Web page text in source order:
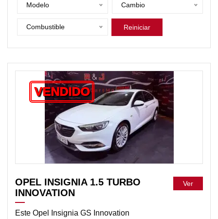
Modelo Cambio
Combustible Reiniciar
VENDIDO
OPEL INSIGNIA 1.5 TURBO
INNOVATION
Este Opel Insignia GS Innovation
Ver